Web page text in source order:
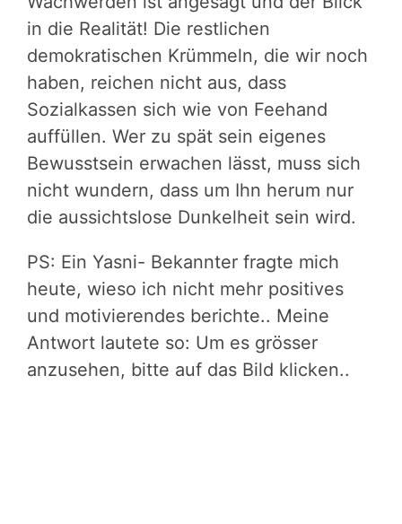
in die Realität! Die restlichen
demokratischen Krümmeln, die wir noch
haben, reichen nicht aus, dass
Sozialkassen sich wie von Feehand
auffüllen. Wer zu spät sein eigenes
Bewusstsein erwachen lässt, muss sich
nicht wundern, dass um Ihn herum nur
die aussichtslose Dunkelheit sein wird.
PS: Ein Yasni- Bekannter fragte mich
heute, wieso ich nicht mehr positives
und motivierendes berichte.. Meine
Antwort lautete so: Um es grösser
anzusehen, bitte auf das Bild klicken..